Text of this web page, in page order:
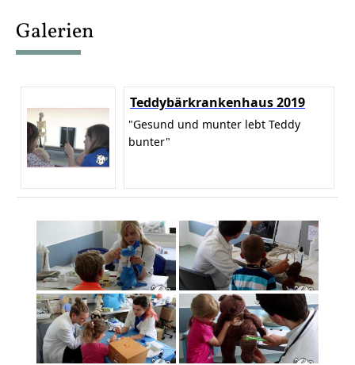
Galerien
Teddybärkrankenhaus 2019
"Gesund und munter lebt Teddy
bunter"